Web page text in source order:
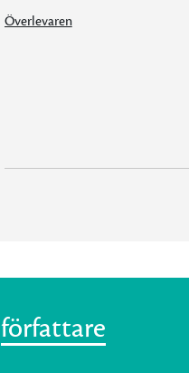
Överlevaren
författare